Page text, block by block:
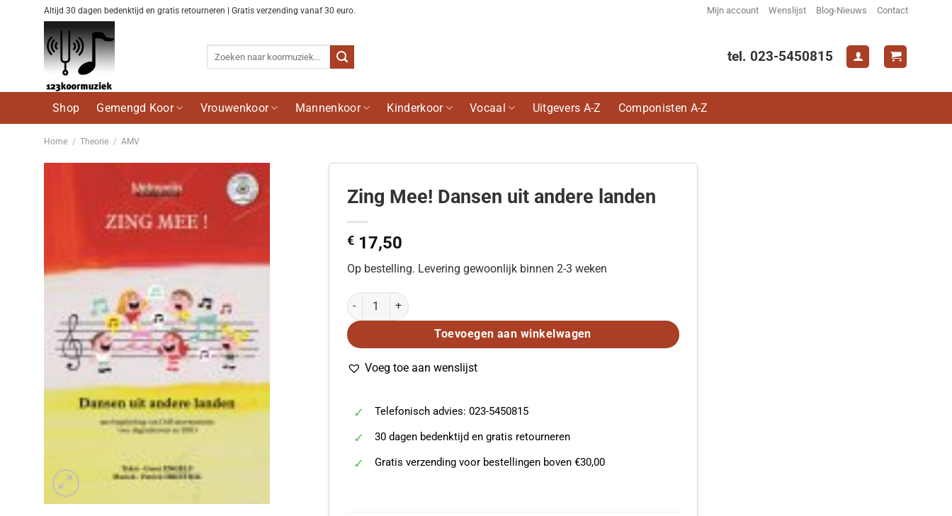
Altijd 30 dagen bedenktijd en gratis retourneren | Gratis verzending vanaf 30 euro. Mijn account Wenslijst Blog-Nieuws Contact
tel. 023-5450815
Shop Gemengd Koor Vrouwenkoor Mannenkoor Kinderkoor Vocaal Uitgevers A-Z Componisten A-Z
Home / Theorie / AMV
Voeg
Zing Mee! Dansen uit andere landen
€17,50
Op bestelling. Levering gewoonlijk binnen 2-3 weken
Zing Mee! Dansen uit andere landen aantal
Toevoegen aan winkelwagen
Voeg toe aan wenslijst
Telefonisch advies: 023-5450815
30 dagen bedenktijd en gratis retourneren
Gratis verzending voor bestellingen boven €30,00